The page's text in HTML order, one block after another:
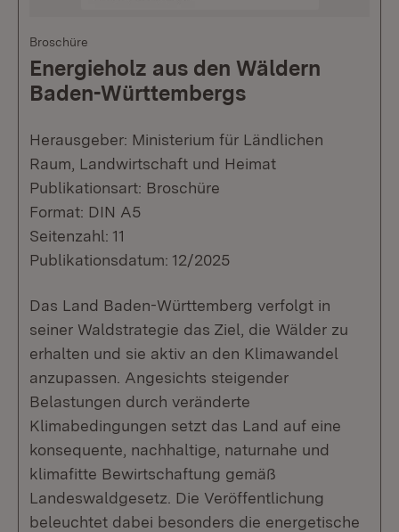
Broschüre
Energieholz aus den Wäldern
Baden-Württembergs
Herausgeber: Ministerium für Ländlichen
Raum, Landwirtschaft und Heimat
Publikationsart: Broschüre
Format: DIN A5
Seitenzahl: 11
Publikationsdatum: 12/2025
Das Land Baden-Württemberg verfolgt in
seiner Waldstrategie das Ziel, die Wälder zu
erhalten und sie aktiv an den Klimawandel
anzupassen. Angesichts steigender
Belastungen durch veränderte
Klimabedingungen setzt das Land auf eine
konsequente, nachhaltige, naturnahe und
klimafitte Bewirtschaftung gemäß
Landeswaldgesetz. Die Veröffentlichung
beleuchtet dabei besonders die energetische